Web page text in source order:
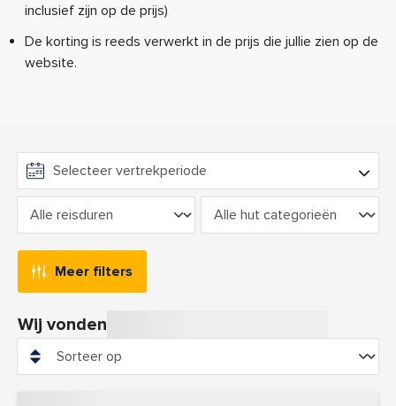
inclusief zijn op de prijs)
De korting is reeds verwerkt in de prijs die jullie zien op de
website.
Meer filters
Wij vonden